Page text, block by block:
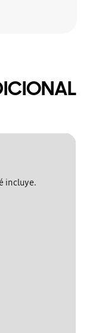
incluye.